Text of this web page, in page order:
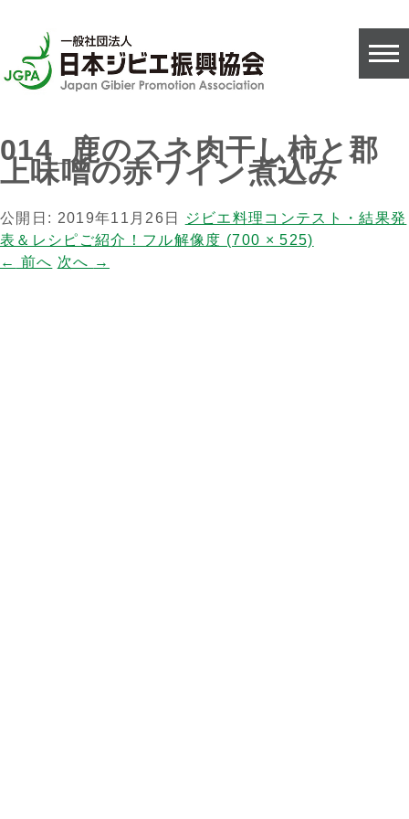
014_鹿のスネ肉干し柿と郡
上味噌の赤ワイン煮込み
公開日: 2019年11月26日
ジビエ料理コンテスト・結果発
表＆レシピご紹介！ フル解像度 (700 × 525)
← 前へ 次へ →